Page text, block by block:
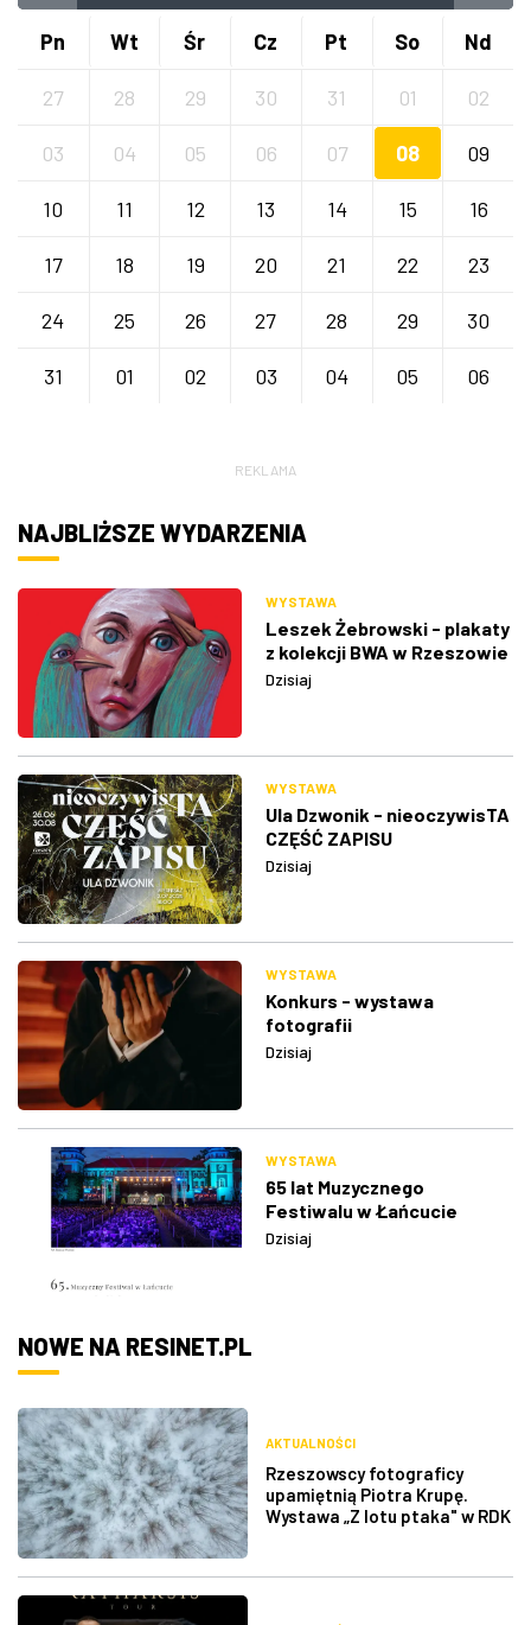
Pn Wt Śr Cz Pt So Nd
27 28 29 30 31 01 02
03 04 05 06 07 08 09
10 11 12 13 14 15 16
17 18 19 20 21 22 23
24 25 26 27 28 29 30
31 01 02 03 04 05 06
REKLAMA
NAJBLIŻSZE WYDARZENIA
WYSTAWA
Leszek Żebrowski - plakaty
z kolekcji BWA w Rzeszowie
Dzisiaj
WYSTAWA
Ula Dzwonik - nieoczywisTA
CZĘŚĆ ZAPISU
Dzisiaj
WYSTAWA
Konkurs - wystawa
fotografii
Dzisiaj
WYSTAWA
65 lat Muzycznego
Festiwalu w Łańcucie
Dzisiaj
NOWE NA RESINET.PL
AKTUALNOŚCI
Rzeszowscy fotograficy
upamiętnią Piotra Krupę.
Wystawa „Z lotu ptaka" w RDK